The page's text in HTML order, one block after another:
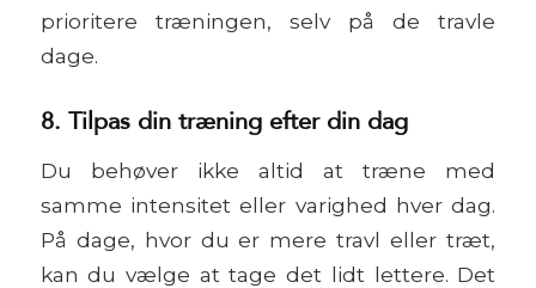
prioritere træningen, selv på de travle
dage.
8. Tilpas din træning efter din dag
Du behøver ikke altid at træne med
samme intensitet eller varighed hver dag.
På dage, hvor du er mere travl eller træt,
kan du vælge at tage det lidt lettere. Det